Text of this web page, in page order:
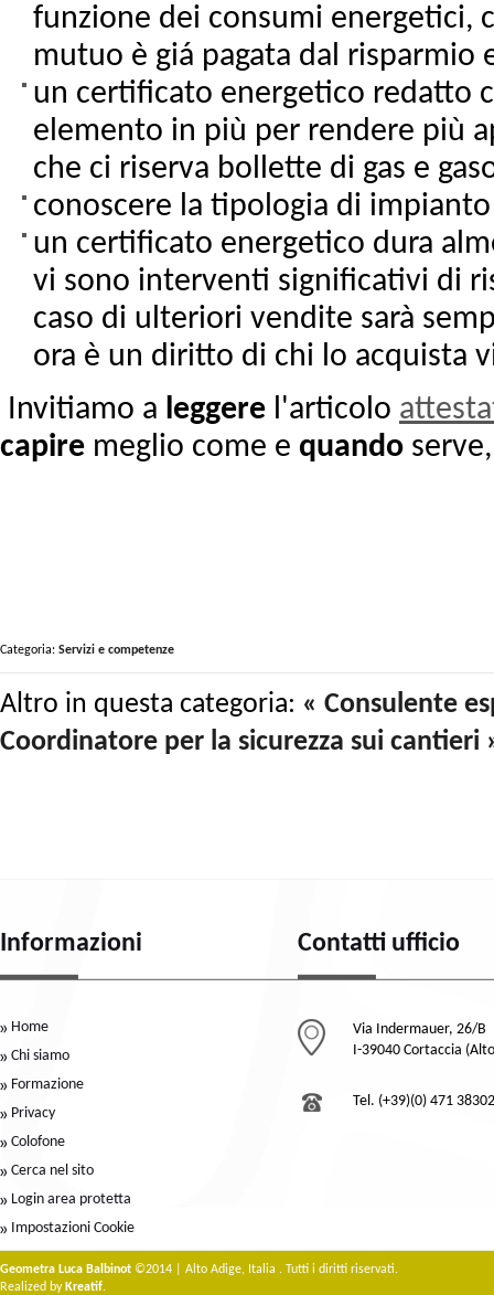
funzione dei consumi energetici,
mutuo è giá pagata dal risparmio
un certificato energetico redatto
elemento in più per rendere più
che ci riserva bollette di gas e
conoscere la tipologia di
un certificato energetico dura
vi sono interventi significativi di
caso di ulteriori vendite sarà
ora è un diritto di chi lo acquista
Invitiamo a leggere l'articolo
capire meglio come e quando
Categoria: Servizi e competenze
Altro in questa categoria: « Consulente
Coordinatore per la sicurezza sui cantieri
Informazioni
Home
Chi siamo
Formazione
Privacy
Colofone
Cerca nel sito
Login area protetta
Impostazioni Cookie
Contatti ufficio
Via Indermauer, 26/B
I-39040 Cortaccia
Tel. (+39)(0) 471
Geometra Luca Balbinot ©2014 | Alto Adige, Italia . Tutti i diritti riservati.
Realized by Kreatif.